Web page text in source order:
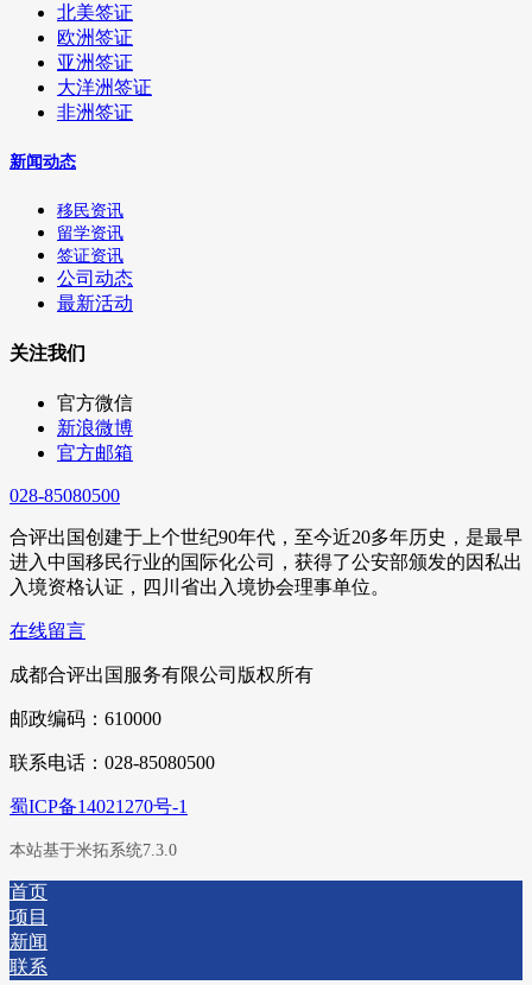
北美签证
欧洲签证
亚洲签证
大洋洲签证
非洲签证
新闻动态
移民资讯
留学资讯
签证资讯
公司动态
最新活动
关注我们
官方微信
新浪微博
官方邮箱
028-85080500
合评出国创建于上个世纪90年代，至今近20多年历史，是最早
进入中国移民行业的国际化公司，获得了公安部颁发的因私出
入境资格认证，四川省出入境协会理事单位。
在线留言
成都合评出国服务有限公司版权所有
邮政编码：610000
联系电话：028-85080500
蜀ICP备14021270号-1
本站基于米拓系统7.3.0
首页
项目
新闻
联系